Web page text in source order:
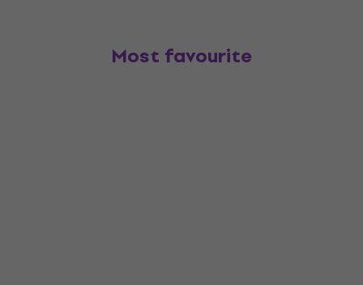
Most favourite